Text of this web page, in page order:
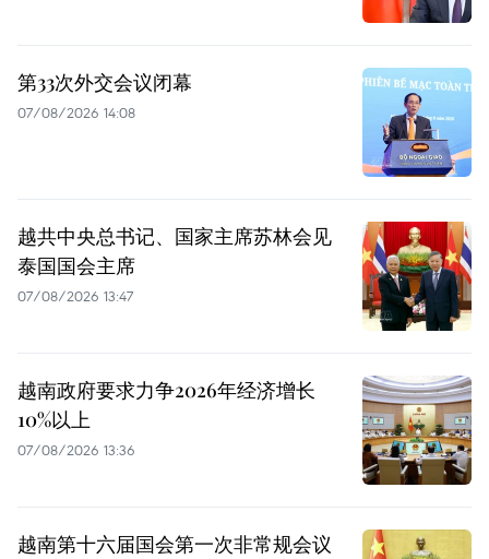
第33次外交会议闭幕
07/08/2026 14:08
越共中央总书记、国家主席苏林会见
泰国国会主席
07/08/2026 13:47
越南政府要求力争2026年经济增长
10%以上
07/08/2026 13:36
越南第十六届国会第一次非常规会议